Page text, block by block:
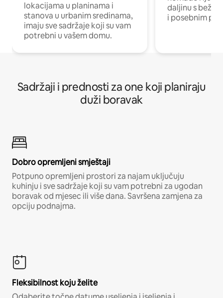
lokacijama u planinama i
stanova u urbanim sredinama,
imaju sve sadržaje koji su vam
potrebni u vašem domu.
daljinu s
i posebnim
Sadržaji i prednosti za one koji planiraju
duži boravak
Dobro opremljeni smještaji
Potpuno opremljeni prostori za najam uključuju
kuhinju i sve sadržaje koji su vam potrebni za ugodan
boravak od mjesec ili više dana. Savršena zamjena za
opciju podnajma.
Fleksibilnost koju želite